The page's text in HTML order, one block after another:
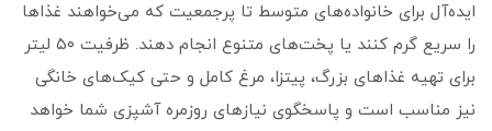
ایده‌آل برای خانواده‌های متوسط تا پرجمعیت که می‌خواهند غذاها
را سریع گرم کنند یا پخت‌های متنوع انجام دهند. ظرفیت ۵۰ لیتر
برای تهیه غذاهای بزرگ، پیتزا، مرغ کامل و حتی کیک‌های خانگی
نیز مناسب است و پاسخگوی نیازهای روزمره آشپزی شما خواهد